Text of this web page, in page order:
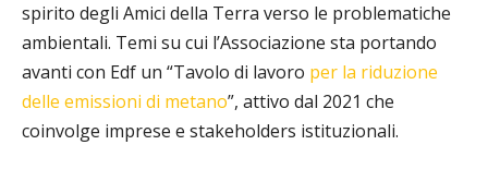
spirito degli Amici della Terra verso le problematiche
ambientali. Temi su cui l’Associazione sta portando
avanti con Edf un “Tavolo di lavoro per la riduzione
delle emissioni di metano”, attivo dal 2021 che
coinvolge imprese e stakeholders istituzionali.